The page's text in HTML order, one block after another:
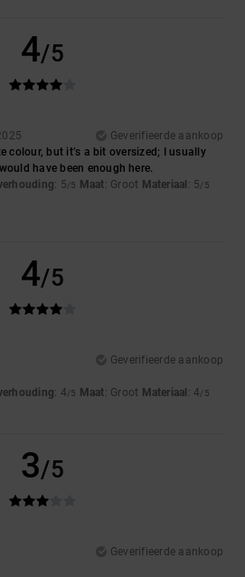
4/5
Geverifieerde aankoop
colour, but it’s a bit oversized; I usually
have been enough here.
: 5/5 Maat: Groot Materiaal : 5/5
4/5
Geverifieerde aankoop
: 4/5 Maat: Groot Materiaal : 4/5
3/5
Geverifieerde aankoop